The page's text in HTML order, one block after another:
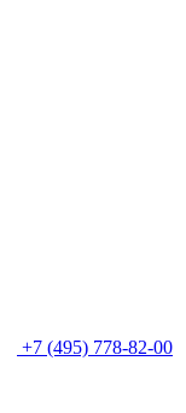
+7 (495) 778-82-00